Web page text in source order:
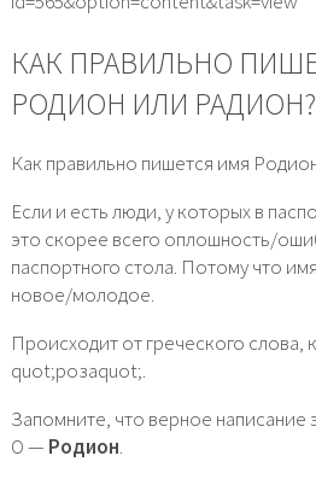
КАК ПРАВИЛЬНО
РОДИОН ИЛИ РАДИОН?
Как правильно пишется имя
Если и есть люди, у которых в
это скорее всего оплошность/
паспортного стола. Потому что
новое/молодое.
Происходит от греческого слова,
quot;розаquot;.
Запомните, что верное написание
О — Родион.